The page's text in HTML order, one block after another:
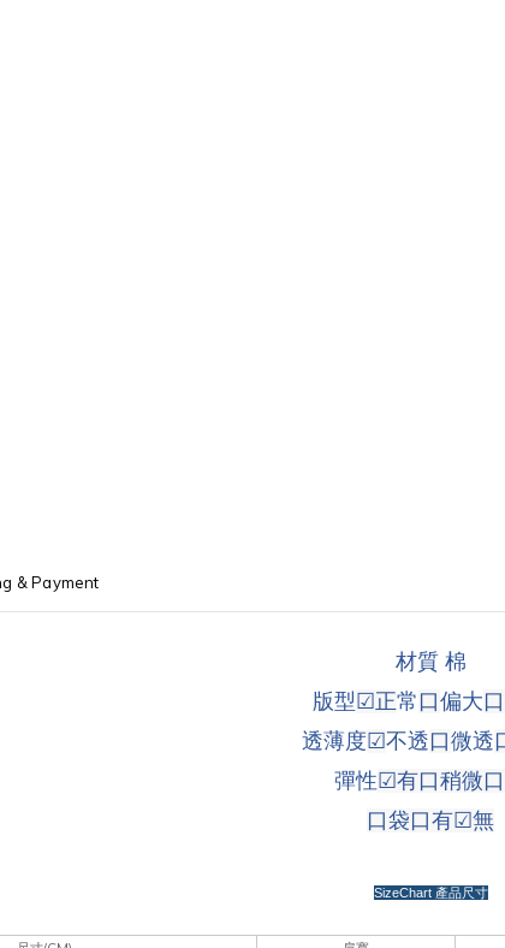
& Payment
材質 棉
版型 ☑正常 口偏大口
透薄度☑不透口微透
彈性☑有口稍微口
口袋口有☑無
SizeChart 產品尺寸